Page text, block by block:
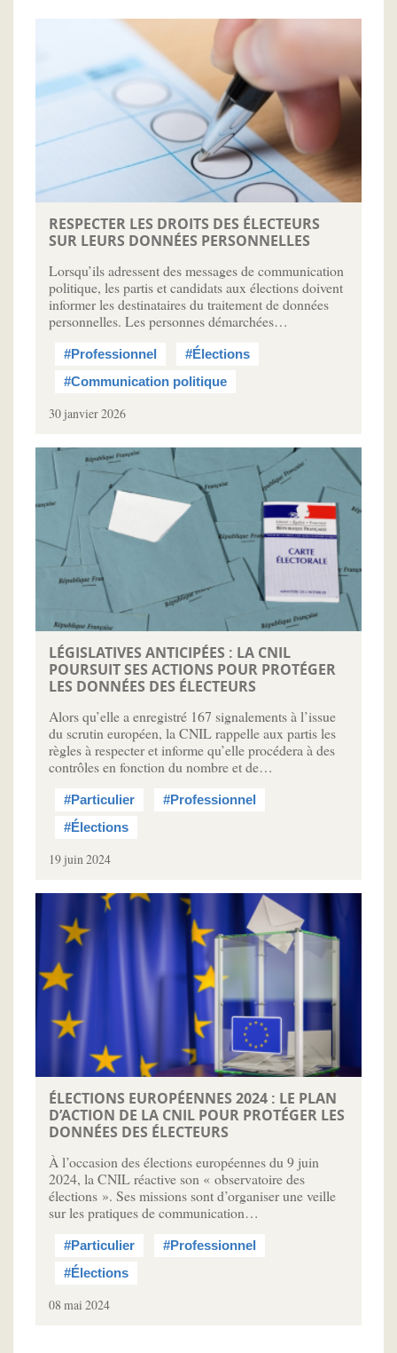
RESPECTER LES DROITS DES ÉLECTEURS
SUR LEURS DONNÉES PERSONNELLES
Lorsqu’ils adressent des messages de communication
politique, les partis et candidats aux élections doivent
informer les destinataires du traitement de données
personnelles. Les personnes démarchées…
#Professionnel
#Élections
#Communication politique
30 janvier 2026
LÉGISLATIVES ANTICIPÉES : LA CNIL
POURSUIT SES ACTIONS POUR PROTÉGER
LES DONNÉES DES ÉLECTEURS
Alors qu’elle a enregistré 167 signalements à l’issue
du scrutin européen, la CNIL rappelle aux partis les
règles à respecter et informe qu’elle procédera à des
contrôles en fonction du nombre et de…
#Particulier
#Professionnel
#Élections
19 juin 2024
ÉLECTIONS EUROPÉENNES 2024 : LE PLAN
D’ACTION DE LA CNIL POUR PROTÉGER LES
DONNÉES DES ÉLECTEURS
À l’occasion des élections européennes du 9 juin
2024, la CNIL réactive son « observatoire des
élections ». Ses missions sont d’organiser une veille
sur les pratiques de communication…
#Particulier
#Professionnel
#Élections
08 mai 2024